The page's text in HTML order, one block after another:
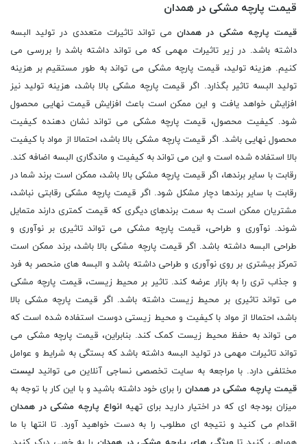
قیمت پارچه مشکی در همدان
قیمت پارچه مشکی در همدانمی تواند تاثیرات متعددی در تولید البسه
داشته باشد. در زیر تاثیرات مهمی که می تواند داشته باشد را بررسی می
کنیم. هزینه تولید، قیمت پارچه مشکی می تواند به طور مستقیم بر هزینه
تولید البسه تاثیر بگذارد. اگر قیمت پارچه مشکی بالا باشد، هزینه تولید نیز
افزایش خواهد یافت و این ممکن است باعث افزایش قیمت نهایی محصول
شود. کیفیت محصول، قیمت پارچه مشکی می تواند نشان دهنده کیفیت
محصول نهایی باشد. اگر قیمت پارچه مشکی بالا باشد، احتمالا از مواد با کیفیت
بالا استفاده شده است و این می تواند به کیفیت و ماندگاری البسه اضافه کند.
رقابت با سایر برندها، اگر قیمت پارچه مشکی بالا باشد، ممکن است برند شما در
رقابت با سایر برندها دچار مشکل شود. اگر قیمت پارچه مشکی رقابتی نباشد،
مشتریان ممکن است به سمت برندهای دیگری که قیمت کمتری دارند متمایل
شوند. نوآوری و طراحی، قیمت پارچه مشکی می تواند تاثیری بر نوآوری و
طراحی البسه داشته باشد. اگر قیمت پارچه مشکی بالا باشد، برند ممکن است
تمرکز بیشتری بر روی نوآوری و طراحی داشته باشد و البسه های منحصر به فرد
و جذاب تری را به بازار عرضه کند. تاثیر بر محیط زیست، قیمت پارچه مشکی
می تواند تاثیری بر محیط زیست داشته باشد. اگر قیمت پارچه مشکی بالا
باشد، احتمالا از مواد با کیفیت و محیط زیستی دوست استفاده شده است که
می تواند به حفظ محیط زیست کمک کند. بنابراین، قیمت پارچه مشکی می
تواند تاثیرات مهمی در تولید البسه داشته باشد که بستگی به شرایط و عوامل
مختلفی دارد. با مراجعه به سایت تخصصی نساجی آنلاین می توانید لیست
قیمت پارچه مشکی در همدان را برای خود داشته باشید و با این کار با توجه به
میزان بودجه ای که در اختیار دارید برای تهیه انواع پارچه مشکی در همدان
اقدام می کنید و نتیجه ای مطلوب را به دست خواهید آورد. تا انتها با ما